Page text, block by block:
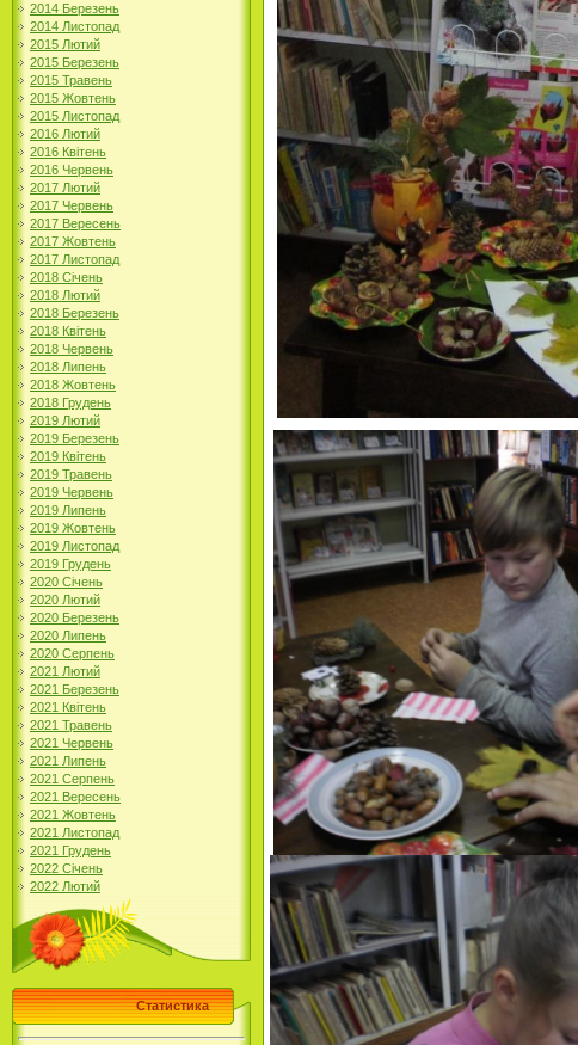
2014 Березень
2014 Листопад
2015 Лютий
2015 Березень
2015 Травень
2015 Жовтень
2015 Листопад
2016 Лютий
2016 Квітень
2016 Червень
2017 Лютий
2017 Червень
2017 Вересень
2017 Жовтень
2017 Листопад
2018 Січень
2018 Лютий
2018 Березень
2018 Квітень
2018 Червень
2018 Липень
2018 Жовтень
2018 Грудень
2019 Лютий
2019 Березень
2019 Квітень
2019 Травень
2019 Червень
2019 Липень
2019 Жовтень
2019 Листопад
2019 Грудень
2020 Січень
2020 Лютий
2020 Березень
2020 Липень
2020 Серпень
2021 Лютий
2021 Березень
2021 Квітень
2021 Травень
2021 Червень
2021 Липень
2021 Серпень
2021 Вересень
2021 Жовтень
2021 Листопад
2021 Грудень
2022 Січень
2022 Лютий
Статистика